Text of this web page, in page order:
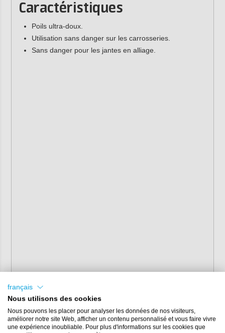
Caractéristiques
Poils ultra-doux.
Utilisation sans danger sur les carrosseries.
Sans danger pour les jantes en alliage.
français
Nous utilisons des cookies
Nous pouvons les placer pour analyser les données de nos visiteurs,
améliorer notre site Web, afficher un contenu personnalisé et vous faire vivre
une expérience inoubliable. Pour plus d'informations sur les cookies que